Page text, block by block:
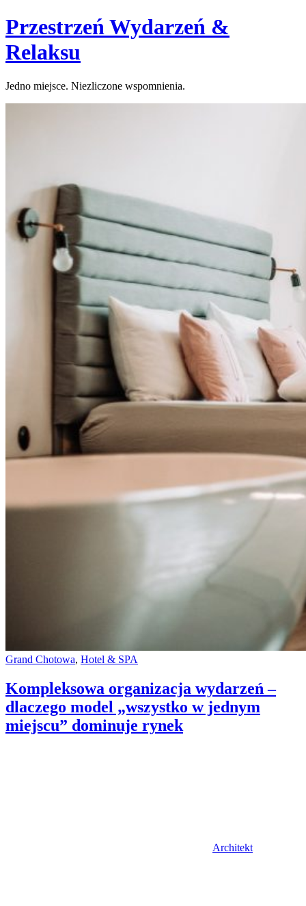
Skip
to
content
Przestrzeń Wydarzeń &
Relaksu
Jedno miejsce. Niezliczone wspomnienia.
Categories:
Grand Chotowa, Hotel & SPA
Kompleksowa organizacja wydarzeń –
dlaczego model „wszystko w jednym
miejscu” dominuje rynek
Architekt